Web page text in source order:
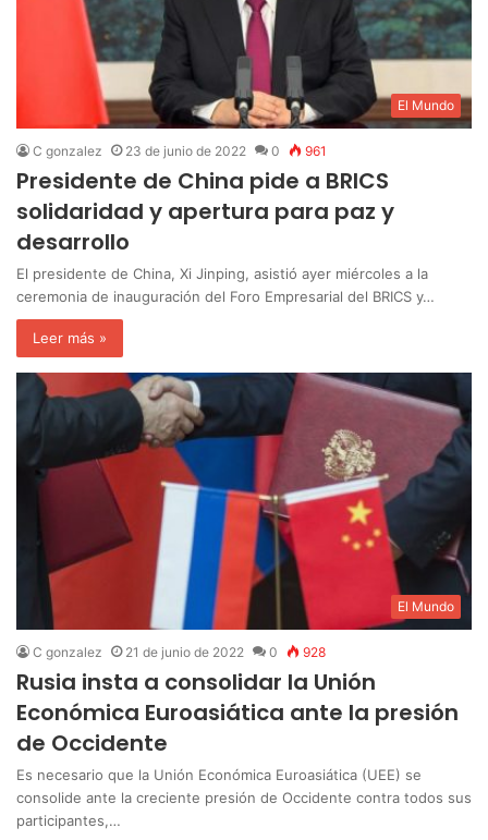
El Mundo
C gonzalez 23 de junio de 2022 0 961
Presidente de China pide a BRICS
solidaridad y apertura para paz y
desarrollo
El presidente de China, Xi Jinping, asistió ayer miércoles a la
ceremonia de inauguración del Foro Empresarial del BRICS y…
Leer más »
El Mundo
C gonzalez 21 de junio de 2022 0 928
Rusia insta a consolidar la Unión
Económica Euroasiática ante la presión
de Occidente
Es necesario que la Unión Económica Euroasiática (UEE) se
consolide ante la creciente presión de Occidente contra todos sus
participantes,…